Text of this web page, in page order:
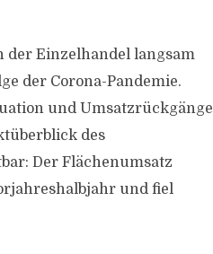
der Einzelhandel langsam
der Corona-Pandemie.
und Umsatzrückgänge
des
Der Flächenumsatz
und fiel